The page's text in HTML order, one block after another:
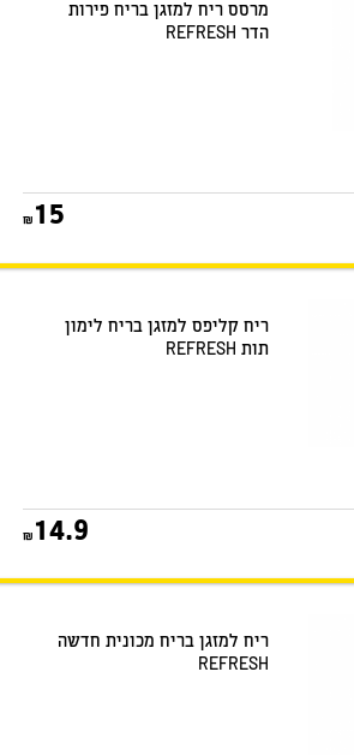
מרסס ריח למזגן בריח פירות
הדר REFRESH
15
ריח קליפס למזגן בריח לימון
תות REFRESH
14.9
ריח למזגן בריח מכונית חדשה
REFRESH